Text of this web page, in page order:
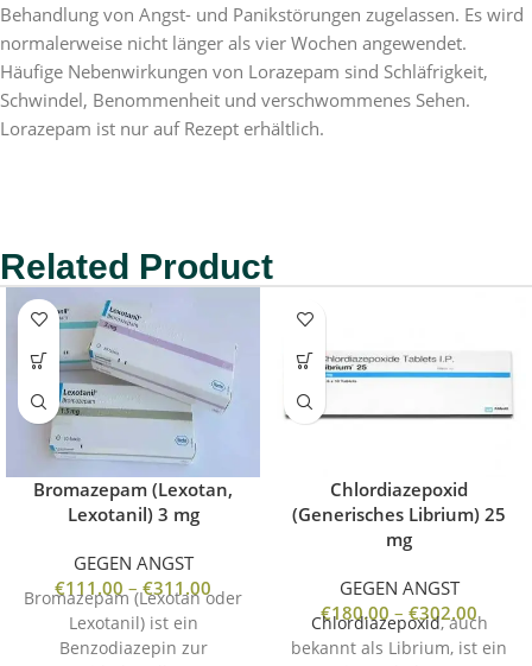
Behandlung von Angst- und Panikstörungen zugelassen. Es wird
normalerweise nicht länger als vier Wochen angewendet.
Häufige Nebenwirkungen von Lorazepam sind Schläfrigkeit,
Schwindel, Benommenheit und verschwommenes Sehen.
Lorazepam ist nur auf Rezept erhältlich.
Related Product
Bromazepam (Lexotan,
Lexotanil) 3 mg
GEGEN ANGST
€111.00 –€311.00
Bromazepam (Lexotan oder
Lexotanil) ist ein
Benzodiazepin zur
Chlordiazepoxid
(Generisches Librium) 25
mg
GEGEN ANGST
€180.00 – €302.00
Chlordiazepoxid, auch
bekannt als Librium, ist ein